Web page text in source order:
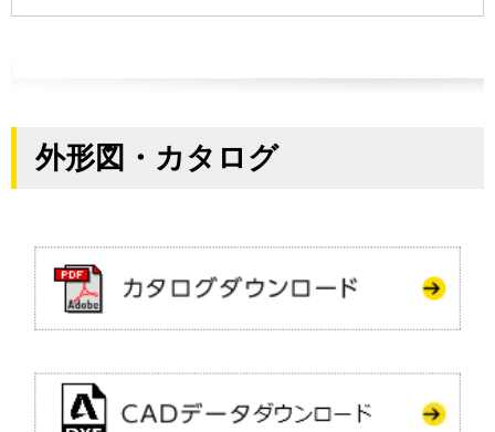
外形図・カタログ